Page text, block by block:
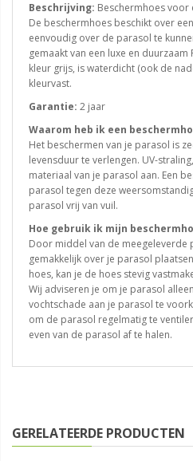
Beschrijving: Beschermhoes voor
De beschermhoes beschikt over
eenvoudig over de parasol te
gemaakt van een luxe en duurzaam
kleur grijs, is waterdicht (ook de
kleurvast.
Garantie: 2 jaar
Waarom heb ik een
Het beschermen van je parasol is
levensduur te verlengen. UV-
materiaal van je parasol aan. Een
parasol tegen deze
parasol vrij van vuil.
Hoe gebruik ik mijn
Door middel van de meegeleverde
gemakkelijk over je parasol
hoes, kan je de hoes stevig
Wij adviseren je om je parasol
vochtschade aan je parasol te
om de parasol regelmatig te
even van de parasol af te halen.
GERELATEERDE PRODUCTEN